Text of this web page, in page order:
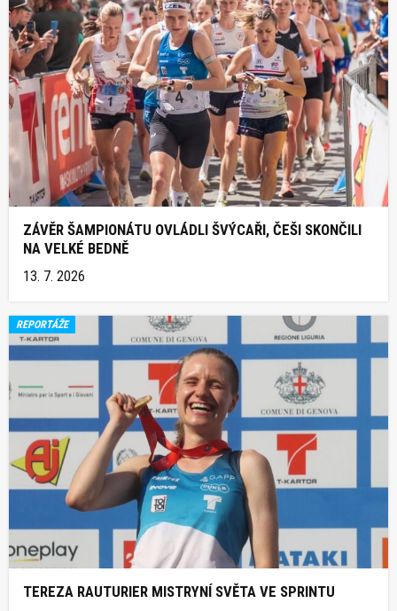
ZÁVĚR ŠAMPIONÁTU OVLÁDLI ŠVÝCAŘI, ČEŠI SKONČILI
NA VELKÉ BEDNĚ
13. 7. 2026
REPORTÁŽE
TEREZA RAUTURIER MISTRYNÍ SVĚTA VE SPRINTU